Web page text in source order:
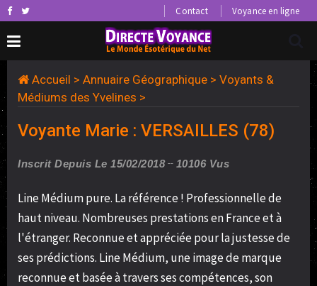
Contact Voyance en ligne
Accueil > Annuaire Géographique > Voyants &
Médiums des Yvelines >
Voyante Marie : VERSAILLES (78)
Inscrit Depuis Le 15/02/2018 10106 Vus
Line Médium pure. La référence ! Professionnelle de
haut niveau. Nombreuses prestations en France et à
l'étranger. Reconnue et appréciée pour la justesse de
ses prédictions. Line Médium, une image de marque
reconnue et basée à travers ses compétences, son